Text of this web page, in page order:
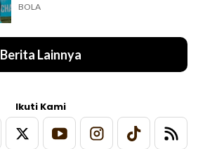
BOLA
Berita Lainnya
Ikuti Kami